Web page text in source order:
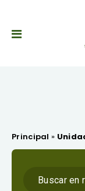
Principal »